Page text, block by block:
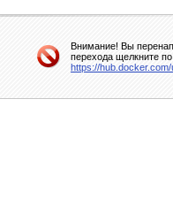
Внимание! Вы
перехода щелкните
https://